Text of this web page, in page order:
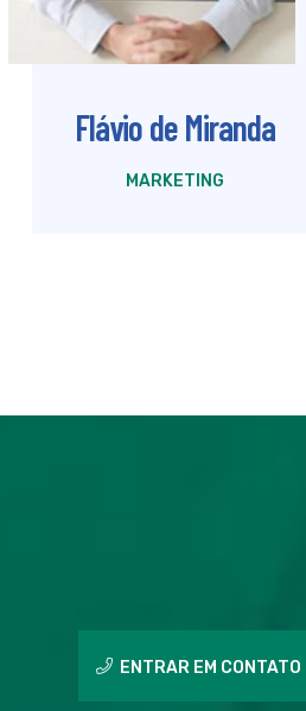
Flávio de Miranda
MARKETING
ENTRAR EM CONTATO